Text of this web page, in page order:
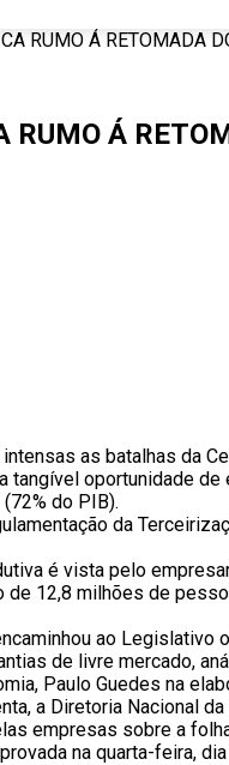
RUMO Á RETOMADA
RUMO Á
as batalhas da
oportunidade
do PIB).
da
é vista pelo
de 12,8 milhões de
ao Legislativo
de livre mercado,
Paulo Guedes na
a Diretoria Nacional
empresas sobre a
na quarta-feira,